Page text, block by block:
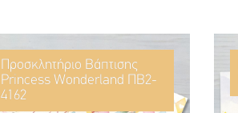
Προσκλητήριο Βάπτισης
Princess Wonderland ΠΒ2-
4162